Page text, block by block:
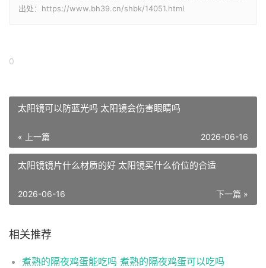
出处：https://www.bh39.cn/shbk/14051.html
0
太阳镜可以防蓝光吗 太阳镜会伤害眼睛吗
« 上一篇 2026-06-16
太阳镜镜片什么材质的好 太阳镜买什么价位的合适
下一篇 »
2026-06-16
相关推荐
煮熟的隔夜鸡蛋能吃吗 煮熟的隔夜鸡蛋可以吃吗